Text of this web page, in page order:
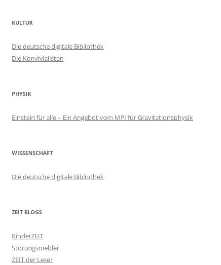
KULTUR
Die deutsche digitale Bibliothek
Die Konvivialisten
PHYSIK
Einstein für alle – Ein Angebot vom MPI für Gravitationsphysik
WISSENSCHAFT
Die deutsche digitale Bibliothek
ZEIT BLOGS
KinderZEIT
Störungsmelder
ZEIT der Leser